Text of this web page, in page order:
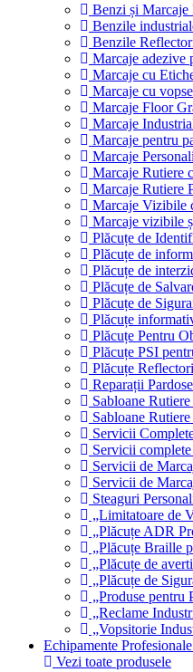
Benzi și Marcaje
Benzile
Benzile
Marcaje adezive
Marcaje cu
Marcaje cu
Marcaje Floor
Marcaje
Marcaje pentru
Marcaje
Marcaje Rutiere
Marcaje Rutiere
Marcaje Vizibile
Marcaje vizibile
Plăcuțe de
Plăcuțe de
Plăcuțe de
Plăcuțe de
Plăcuțe de
Plăcuțe
Plăcuțe Pentru
Plăcuțe PSI
Plăcuțe
Reparații
Sabloane
Sabloane
Servicii
Servicii
Servicii de
Servicii de
Steaguri
„Limitatoare de
„Plăcuțe ADR
„Plăcuțe Braille
„Plăcuțe de
„Plăcuțe de
„Produse pentru
„Reclame
„Vopsitorie
Echipamente
Vezi toate produsele